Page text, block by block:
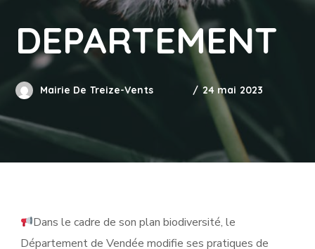
DEPARTEMENT
Mairie De Treize-Vents 24 mai 2023
Dans le cadre de son plan biodiversité, le
Département de Vendée modifie ses pratiques de